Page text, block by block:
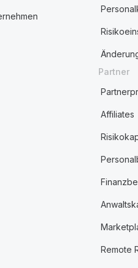
Partner
Affiliates
Remote